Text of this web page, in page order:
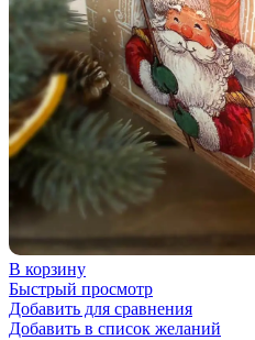
В корзину
Быстрый просмотр
Добавить для сравнения
Добавить в список желаний